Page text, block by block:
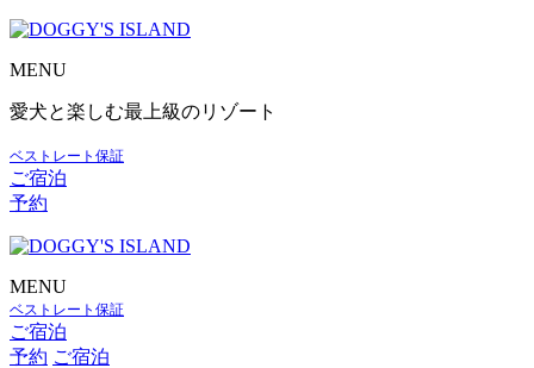
MENU
愛犬と楽しむ最上級のリゾート
ベストレート保証
ご宿泊
予約
MENU
ベストレート保証
ご宿泊
予約 ご宿泊